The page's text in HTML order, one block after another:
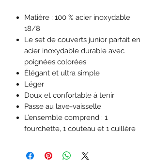
Matière : 100 % acier inoxydable
18/8
Le set de couverts junior parfait en
acier inoxydable durable avec
poignées colorées.
Élégant et ultra simple
Léger
Doux et confortable à tenir
Passe au lave-vaisselle
L’ensemble comprend : 1
fourchette, 1 couteau et 1 cuillère